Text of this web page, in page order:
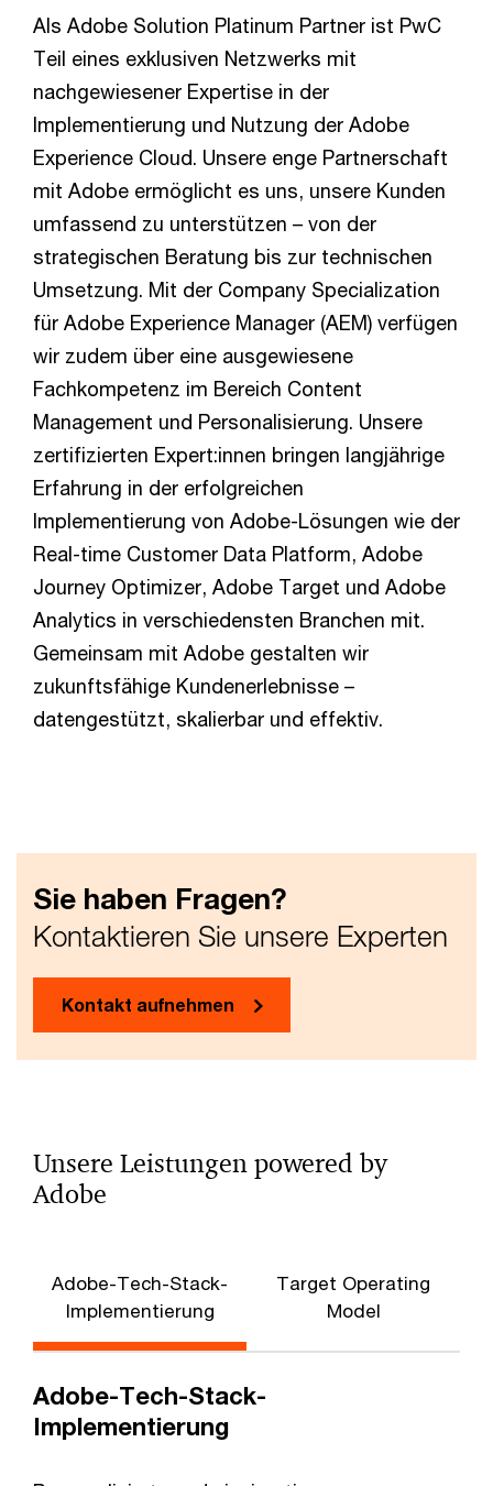
Als Adobe Solution Platinum Partner ist PwC
Teil eines exklusiven Netzwerks mit
nachgewiesener Expertise in der
Implementierung und Nutzung der Adobe
Experience Cloud. Unsere enge Partnerschaft
mit Adobe ermöglicht es uns, unsere Kunden
umfassend zu unterstützen – von der
strategischen Beratung bis zur technischen
Umsetzung. Mit der Company Specialization
für Adobe Experience Manager (AEM) verfügen
wir zudem über eine ausgewiesene
Fachkompetenz im Bereich Content
Management und Personalisierung. Unsere
zertifizierten Expert:innen bringen langjährige
Erfahrung in der erfolgreichen
Implementierung von Adobe-Lösungen wie der
Real-time Customer Data Platform, Adobe
Journey Optimizer, Adobe Target und Adobe
Analytics in verschiedensten Branchen mit.
Gemeinsam mit Adobe gestalten wir
zukunftsfähige Kundenerlebnisse –
datengestützt, skalierbar und effektiv.
Sie haben Fragen?
Kontaktieren Sie unsere Experten
Kontakt aufnehmen
Unsere Leistungen powered by
Adobe
Adobe-Tech-Stack-
Implementierung
Target Operating
Model
Adobe-Tech-Stack-
Implementierung